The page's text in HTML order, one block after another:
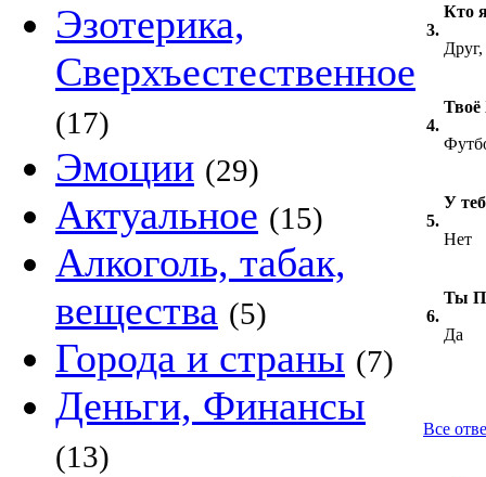
Эзотерика,
Сверхъестественное
(17)
Эмоции (29)
Актуальное (15)
Алкоголь, табак,
вещества (5)
Города и страны (7)
Деньги, Финансы
(13)
3.
Кто
4.
Твоё
5.
У
Нет
6.
Ты
Да
Все